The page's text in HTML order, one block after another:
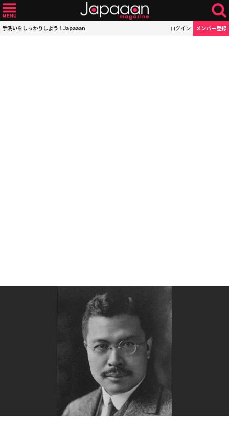
手洗いをしっかりしよう！Japaaan ログイン メンバー登録